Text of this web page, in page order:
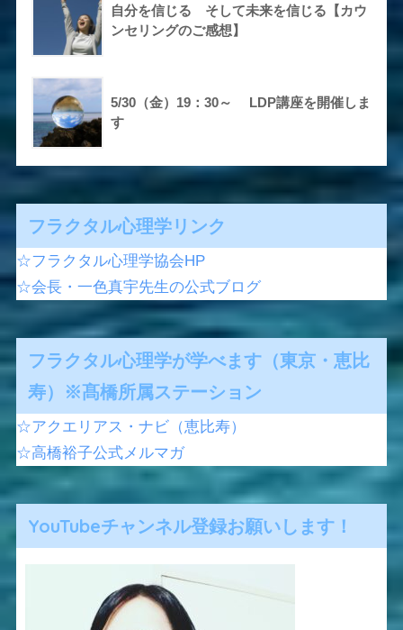
自分を信じる そして未来を信じる【カウ
ンセリングのご感想】
5/30（金）19：30～ LDP講座を開催しま
す
フラクタル心理学リンク
☆フラクタル心理学協会HP
☆会長・一色真宇先生の公式ブログ
フラクタル心理学が学べます（東京・恵比
寿）※髙橋所属ステーション
☆アクエリアス・ナビ（恵比寿）
☆高橋裕子公式メルマガ
YouTubeチャンネル登録お願いします！